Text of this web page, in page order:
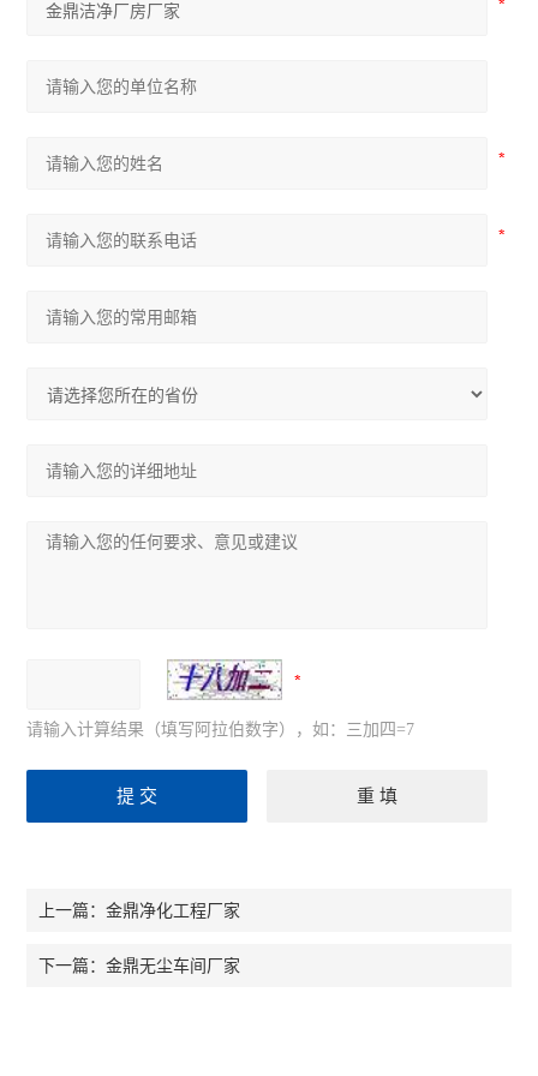
请输入计算结果（填写阿拉伯数字），如：三加四=7
上一篇：金鼎净化工程厂家
下一篇：金鼎无尘车间厂家